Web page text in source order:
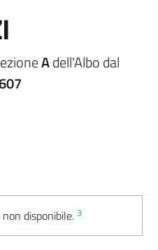
Adell'Albo dal
disponibile. 3